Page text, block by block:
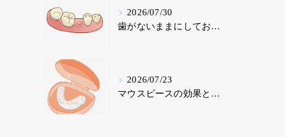
2026/07/30
歯がないままにしておくリスクとは？放置が招く深刻な影響を歯科医が解説【東京・ナンバデンタルオフィス】
2026/07/23
マウスピースの効果とは？歯ぎしり・食いしばり・歯並び改善まで｜東京のナンバデンタルオフィスが徹底解説